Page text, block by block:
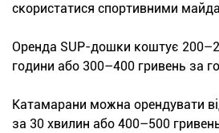
скористатися спортивними
Оренда SUP-дошки коштує
години або 300–400 гривень за
Катамарани можна орендувати
за 30 хвилин або 400–500